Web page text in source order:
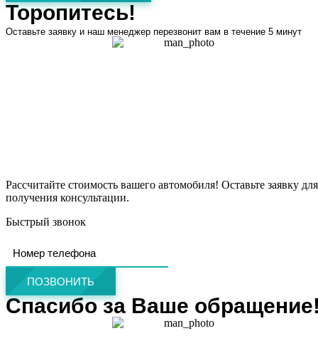
Торопитесь!
Оставьте заявку и наш менеджер перезвонит вам в течение 5 минут
Рассчитайте стоимость вашего автомобиля! Оставьте заявку для
получения консультации.
Быстрый звонок
ПОЗВОНИТЬ
Спасибо за Ваше